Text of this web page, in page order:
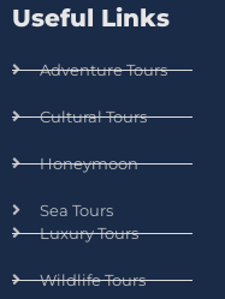
Useful Links
Adventure Tours
Cultural Tours
Honeymoon
Sea Tours
Luxury Tours
Wildlife Tours